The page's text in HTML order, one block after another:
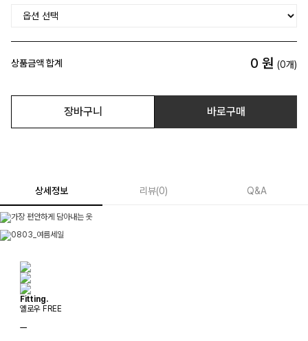
상품금액 합계 0 원 (0개)
장바구니 바로구매
상세정보 리뷰(0) Q&A
Fitting.
옐로우 FREE
ㅡ